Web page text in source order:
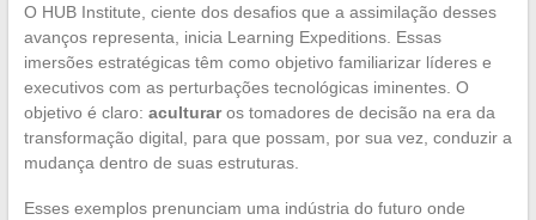
O HUB Institute, ciente dos desafios que a assimilação desses
avanços representa, inicia Learning Expeditions. Essas
imersões estratégicas têm como objetivo familiarizar líderes e
executivos com as perturbações tecnológicas iminentes. O
objetivo é claro: aculturaros tomadores de decisão na era da
transformação digital, para que possam, por sua vez, conduzir a
mudança dentro de suas estruturas.
Esses exemplos prenunciam uma indústria do futuro onde